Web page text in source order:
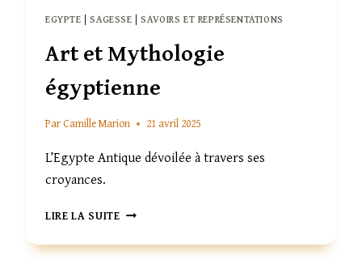
EGYPTE |SAGESSE |SAVOIRS ET REPRÉSENTATIONS
Art et Mythologie
égyptienne
Par Camille Marion 21 avril 2025
L’Egypte Antique dévoilée à travers ses
croyances.
LIRE LA SUITEART
MYTHOLOGIE